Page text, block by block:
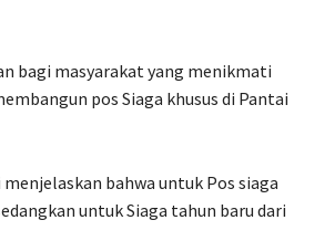
bagi masyarakat yang menikmati
pos Siaga khusus di Pantai
bahwa untuk Pos siaga
untuk Siaga tahun baru dari